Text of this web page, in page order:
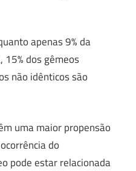
apenas 9% da
15% dos gêmeos
não idênticos são
uma maior propensão
do
pode estar relacionada